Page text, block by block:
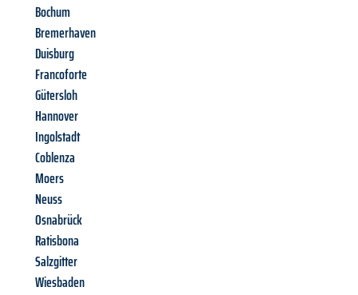
Bochum
Bremerhaven
Duisburg
Francoforte
Gütersloh
Hannover
Ingolstadt
Coblenza
Moers
Neuss
Osnabrück
Ratisbona
Salzgitter
Wiesbaden